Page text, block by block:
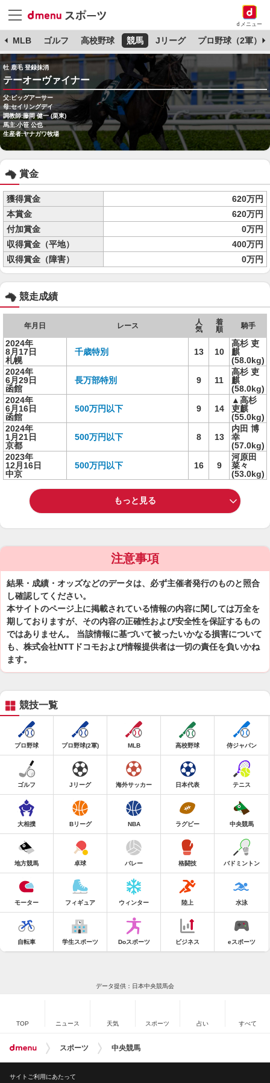
dメニュー
MLB ゴルフ 高校野球 競馬 Jリーグ プロ野球（2軍）
牡 鹿毛 登録抹消
テーオーヴァイナー
父:ビッグアーサー
母:セイリングデイ
調教師:藤岡 健一 (栗東)
馬主:小笹 公也
生産者:ヤナガワ牧場
賞金
獲得賞金
620万円
本賞金
620万円
付加賞金
0万円
収得賞金（平地）
400万円
収得賞金（障害）
0万円
競走成績
年月日 レース
人
気
着
順
騎手
2024年
8月17日
札幌
千歳特別 13 10
高杉 吏
麒
(58.0kg)
2024年
6月29日
函館
長万部特別 9 11
高杉 吏
麒
(58.0kg)
2024年
6月16日
函館
500万円以下 9 14
▲高杉
吏麒
(55.0kg)
2024年
1月21日
京都
500万円以下 8 13
内田 博
幸
(57.0kg)
2023年
12月16日
中京
500万円以下 16 9
河原田
菜々
(53.0kg)
もっと見る
注意事項
結果・成績・オッズなどのデータは、必ず主催者発行のものと照合
し確認してください。
本サイトのページ上に掲載されている情報の内容に関しては万全を
期しておりますが、その内容の正確性および安全性を保証するもの
ではありません。 当該情報に基づいて被ったいかなる損害について
も、株式会社NTTドコモおよび情報提供者は一切の責任を負いかね
ます。
競技一覧
プロ野球 プロ野球(2軍) MLB 高校野球 侍ジャパン
ゴルフ Jリーグ 海外サッカー 日本代表 テニス
大相撲 Bリーグ NBA ラグビー 中央競馬
地方競馬 卓球 バレー 格闘技 バドミントン
モーター フィギュア ウィンター 陸上 水泳
自転車 学生スポーツ Doスポーツ ビジネス eスポーツ
データ提供：日本中央競馬会
TOP ニュース 天気 スポーツ 占い すべて
スポーツ 中央競馬
サイトご利用にあたって